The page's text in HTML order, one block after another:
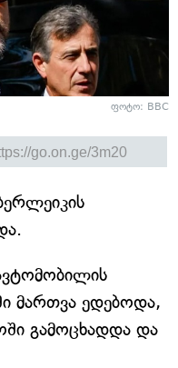
ფოტო: BBC
მართვა ედებოდა,
გამოცხადდა და